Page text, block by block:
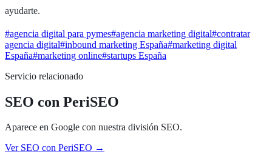
ayudarte.
#agencia digital para pymes#agencia marketing digital#contratar
agencia digital#inbound marketing España#marketing digital
España#marketing online#startups España
Servicio relacionado
SEO con PeriSEO
Aparece en Google con nuestra división SEO.
Ver SEO con PeriSEO →